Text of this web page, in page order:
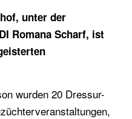
unter der
Romana Scharf, ist
wurden 20 Dressur-